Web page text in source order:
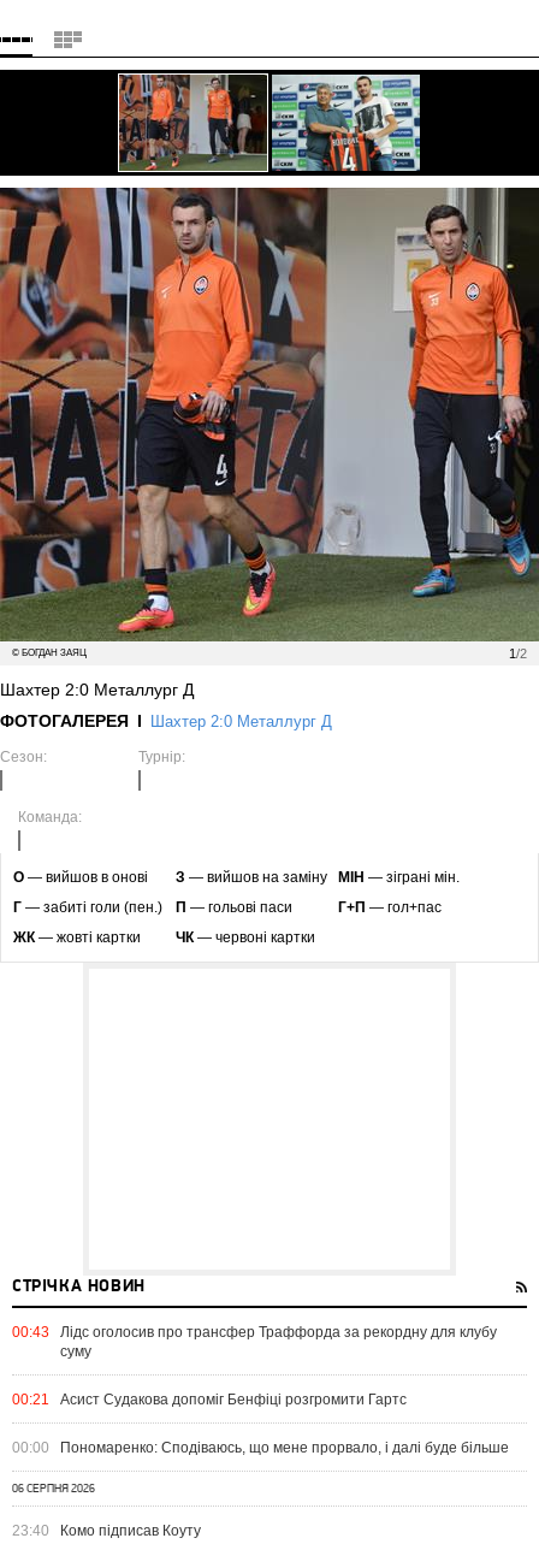
1/2
© БОГДАН ЗАЯЦ
Шахтер 2:0 Металлург Д
ФОТОГАЛЕРЕЯ
Шахтер 2:0 Металлург Д
Сезон: Турнір:
Команда:
O — вийшов в онові З — вийшов на заміну МІН — зіграні мін.
Г — забиті голи (пен.) П — гольові паси Г+П — гол+пас
ЖК— жовті картки ЧК— червоні картки
СТРІЧКА НОВИН
00:43
Лідс оголосив про трансфер Траффорда за рекордну для клубу
суму
00:21 Асист Судакова допоміг Бенфіці розгромити Гартс
00:00 Пономаренко: Сподіваюсь, що мене прорвало, і далі буде більше
06 СЕРПНЯ 2026
23:40 Комо підписав Коуту